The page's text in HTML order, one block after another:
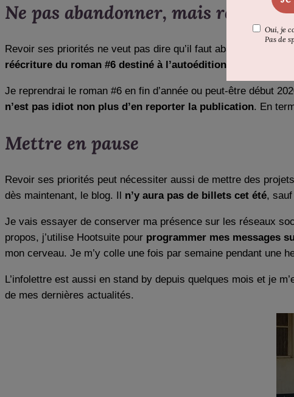
Ne pas abandonner, mais reporter
Revoir ses priorités ne veut pas dire qu’il faut abandonner
réécriture du roman #6 destiné à l’autoédition au profit du
Je reprendrai le roman #6 en fin d’année ou peut-être début
n’est pas idiot non plus d’en reporter la publication. En
Mettre en pause
Revoir ses priorités peut nécessiter aussi de mettre des
dès maintenant, le blog. Il n’y aura pas de billets cet été, sauf
Je vais essayer de conserver ma présence sur les réseaux
propos, j’utilise Hootsuite pour programmer mes messages
mon cerveau. Je m’y colle une fois par semaine pendant une
L’infolettre est aussi en stand by depuis quelques mois et je
de mes dernières actualités.